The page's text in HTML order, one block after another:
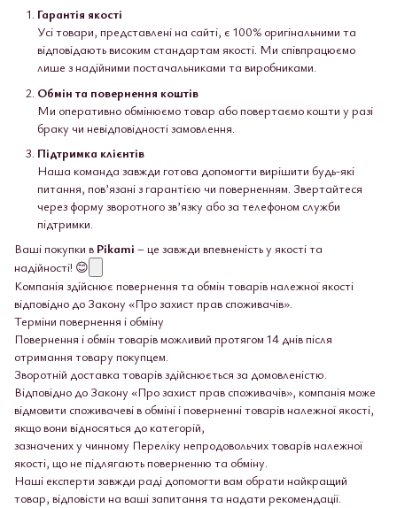
Гарантія якості
Усі товари, представлені на сайті, є 100% оригінальними та
відповідають високим стандартам якості. Ми співпрацюємо
лише з надійними постачальниками та виробниками.
Обмін та повернення коштів
Ми оперативно обмінюємо товар або повертаємо кошти у разі
браку чи невідповідності замовлення.
Підтримка клієнтів
Наша команда завжди готова допомогти вирішити будь-які
питання, пов’язані з гарантією чи поверненням. Звертайтеся
через форму зворотного зв’язку або за телефоном служби
підтримки.
Ваші покупки в Pikami – це завжди впевненість у якості та
надійності! 😊
Компанія здійснює повернення та обмін товарів належної якості
відповідно до Закону «Про захист прав споживачів».
Терміни повернення і обміну
Повернення і обмін товарів можливий протягом 14 днів після
отримання товару покупцем.
Зворотній доставка товарів здійснюється за домовленістю.
Відповідно до Закону «Про захист прав споживачів», компанія може
відмовити споживачеві в обміні і поверненні товарів належної якості,
якщо вони відносяться до категорій,
зазначених у чинному Переліку непродовольчих товарів належної
якості, що не підлягають поверненню та обміну.
Наші експерти завжди раді допомогти вам обрати найкращий
товар, відповісти на ваші запитання та надати рекомендації.